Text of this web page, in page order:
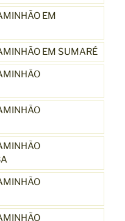
EM
EM SUMARÉ